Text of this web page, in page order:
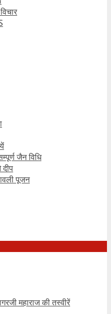
जैन विधि
पूजन
महाराज की तस्वीरें